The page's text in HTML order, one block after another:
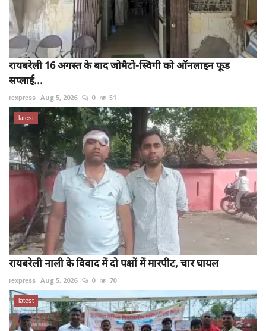
रायबरेली 16 अगस्त के बाद जोमैटो-स्विगी को ऑनलाइन फूड
सप्लाई...
rexpress Aug 5, 2026 0 51
latest
रायबरेली नाली के विवाद में दो पक्षों में मारपीट, चार घायल
rexpress Aug 5, 2026 0 70
latest